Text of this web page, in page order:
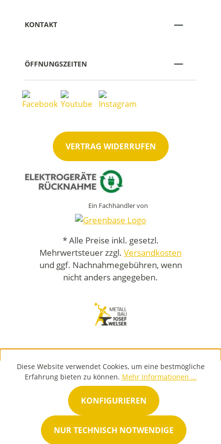
KONTAKT
ÖFFNUNGSZEITEN
VERTRAG WIDERRUFEN
Ein Fachhändler von
* Alle Preise inkl. gesetzl.
Mehrwertsteuer zzgl. Versandkosten
und ggf. Nachnahmegebühren, wenn
nicht anders angegeben.
Diese Website verwendet Cookies, um eine bestmögliche
Erfahrung bieten zu können. Mehr Informationen ...
NUR TECHNISCH NOTWENDIGE
KONFIGURIEREN